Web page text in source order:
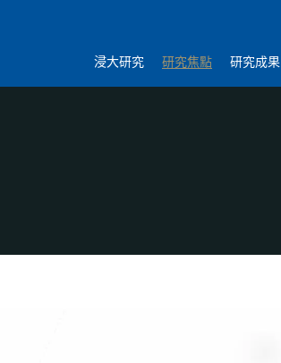
浸大研究 研究焦點 研究成果